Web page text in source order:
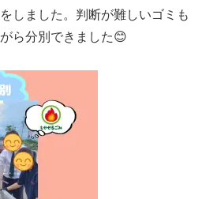
しました。判断が難しいゴミも
ら分別できました😊